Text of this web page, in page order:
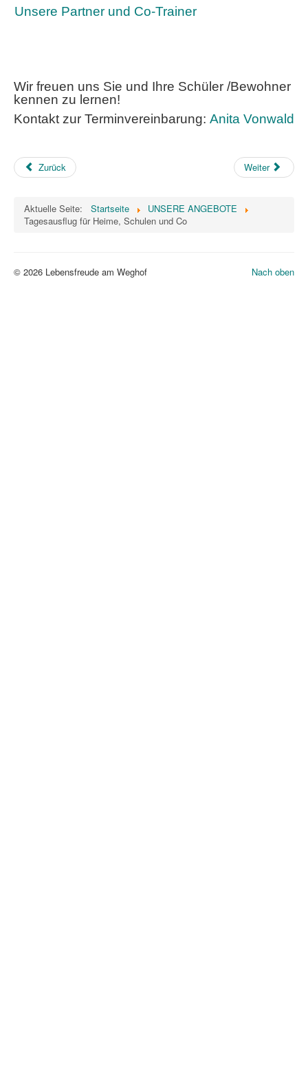
Unsere Partner und Co-Trainer
Wir freuen uns Sie und Ihre Schüler /Bewohner
kennen zu lernen!
Kontakt zur Terminvereinbarung: Anita Vonwald
Zurück Weiter
Aktuelle Seite: Startseite
UNSERE ANGEBOTE
Tagesausflug für Heime, Schulen und Co
Nach oben
© 2026 Lebensfreude am Weghof